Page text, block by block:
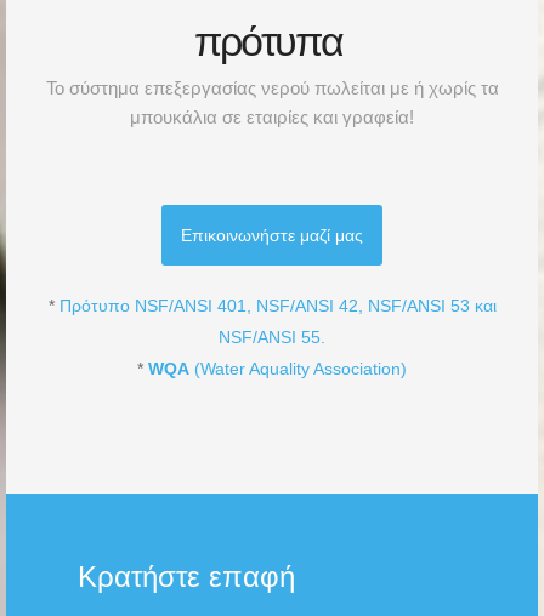
πρότυπα
To σύστημα επεξεργασίας νερού πωλείται με ή χωρίς τα
μπουκάλια σε εταιρίες και γραφεία!
Επικοινωνήστε μαζί μας
* Πρότυπο NSF/ANSI 401, NSF/ANSI 42, NSF/ANSI 53 και
NSF/ANSI 55.
* WQA (Water Aquality Association)
Κρατήστε επαφή